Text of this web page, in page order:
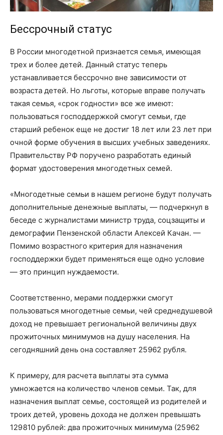
Бессрочный статус
В России многодетной признается семья, имеющая
трех и более детей. Данный статус теперь
устанавливается бессрочно вне зависимости от
возраста детей. Но льготы, которые вправе получать
такая семья, «срок годности» все же имеют:
пользоваться господдержкой смогут семьи, где
старший ребенок еще не достиг 18 лет или 23 лет при
очной форме обучения в высших учебных заведениях.
Правительству РФ поручено разработать единый
формат удостоверения многодетных семей.
«Многодетные семьи в нашем регионе будут получать
дополнительные денежные выплаты, — подчеркнул в
беседе с журналистами министр труда, соцзащиты и
демографии Пензенской области Алексей Качан. —
Помимо возрастного критерия для назначения
господдержки будет применяться еще одно условие
— это принцип нуждаемости.
Соответственно, мерами поддержки смогут
пользоваться многодетные семьи, чей среднедушевой
доход не превышает региональной величины двух
прожиточных минимумов на душу населения. На
сегодняшний день она составляет 25 962 рубля.
К примеру, для расчета выплаты эта сумма
умножается на количество членов семьи. Так, для
назначения выплат семье, состоящей из родителей и
троих детей, уровень дохода не должен превышать
129 810 рублей: два прожиточных минимума (25 962